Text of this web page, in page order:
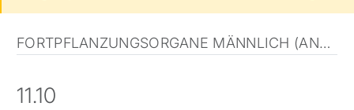
FORTPFLANZUNGSORGANE MÄNNLICH (ANATOMISCHE MIKROSKOPIE)
11.10